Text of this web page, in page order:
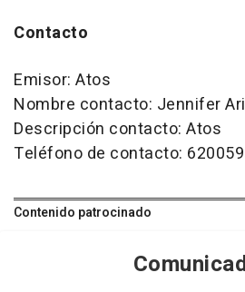
Contacto
Emisor: Atos
Nombre contacto: Jennifer
Descripción contacto: Atos
Teléfono de contacto:
Contenido patrocinado